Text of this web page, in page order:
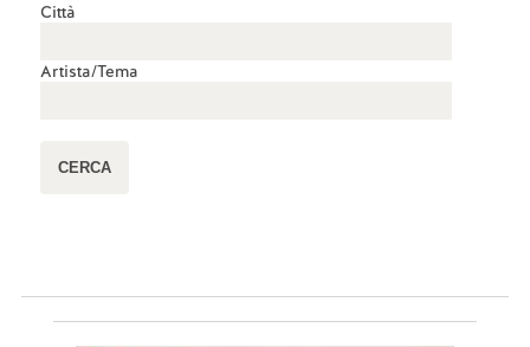
Città
Artista/Tema